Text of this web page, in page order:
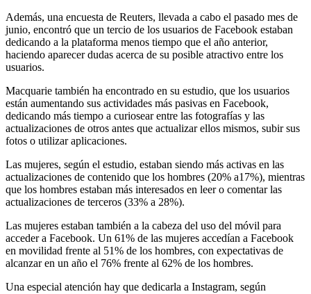
Además, una encuesta de Reuters, llevada a cabo el pasado mes de
junio, encontró que un tercio de los usuarios de Facebook estaban
dedicando a la plataforma menos tiempo que el año anterior,
haciendo aparecer dudas acerca de su posible atractivo entre los
usuarios.
Macquarie también ha encontrado en su estudio, que los usuarios
están aumentando sus actividades más pasivas en Facebook,
dedicando más tiempo a curiosear entre las fotografías y las
actualizaciones de otros antes que actualizar ellos mismos, subir sus
fotos o utilizar aplicaciones.
Las mujeres, según el estudio, estaban siendo más activas en las
actualizaciones de contenido que los hombres (20% a17%), mientras
que los hombres estaban más interesados en leer o comentar las
actualizaciones de terceros (33% a 28%).
Las mujeres estaban también a la cabeza del uso del móvil para
acceder a Facebook. Un 61% de las mujeres accedían a Facebook
en movilidad frente al 51% de los hombres, con expectativas de
alcanzar en un año el 76% frente al 62% de los hombres.
Una especial atención hay que dedicarla a Instagram, según